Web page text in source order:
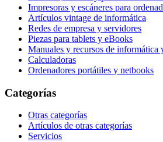
Impresoras y escáneres para
Artículos vintage de informática
Redes de empresa y servidores
Piezas para tablets y eBooks
Manuales y recursos de informática
Calculadoras
Ordenadores portátiles y netbooks
Categorías
Otras categorías
Artículos de otras categorías
Servicios